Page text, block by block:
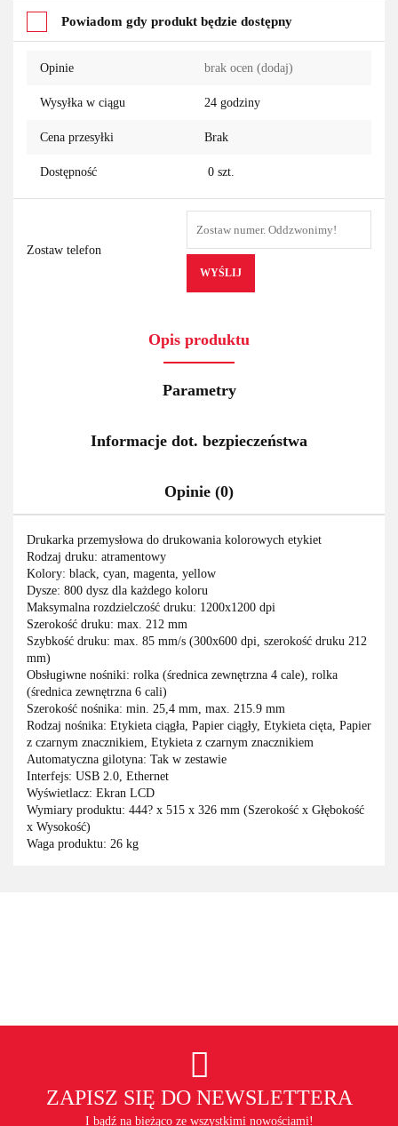
Do
Powiadom gdy produkt będzie dostępny
Opinie brak ocen (dodaj)
Wysyłka w ciągu 24 godziny
Cena przesyłki Brak
Dostępność 0 szt.
Zostaw telefon
WYŚLIJ
Opis produktu
Parametry
Informacje dot. bezpieczeństwa
Opinie (0)
Drukarka przemysłowa do drukowania kolorowych etykiet
Rodzaj druku: atramentowy
Kolory: black, cyan, magenta, yellow
Dysze: 800 dysz dla każdego koloru
Maksymalna rozdzielczość druku: 1200x1200 dpi
Szerokość druku: max. 212 mm
Szybkość druku: max. 85 mm/s (300x600 dpi, szerokość druku 212
mm)
Obsługiwne nośniki: rolka (średnica zewnętrzna 4 cale), rolka
(średnica zewnętrzna 6 cali)
Szerokość nośnika: min. 25,4 mm, max. 215.9 mm
Rodzaj nośnika: Etykieta ciągła, Papier ciągły, Etykieta cięta, Papier
z czarnym znacznikiem, Etykieta z czarnym znacznikiem
Automatyczna gilotyna: Tak w zestawie
Interfejs: USB 2.0, Ethernet
Wyświetlacz: Ekran LCD
Wymiary produktu: 444? x 515 x 326 mm (Szerokość x Głębokość
x Wysokość)
Waga produktu: 26 kg
ZAPISZ SIĘ DO NEWSLETTERA
I bądź na bieżąco ze wszystkimi nowościami!